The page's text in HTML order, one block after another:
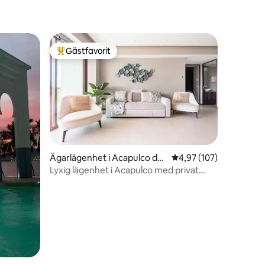
Populär gästfavorit
Gästfavorit
Ägarlägenhet i Acapulco de
Juárez
4,97 av 5 i
4,97 (107)
Lyxig lägenhet i Acapulco med privat